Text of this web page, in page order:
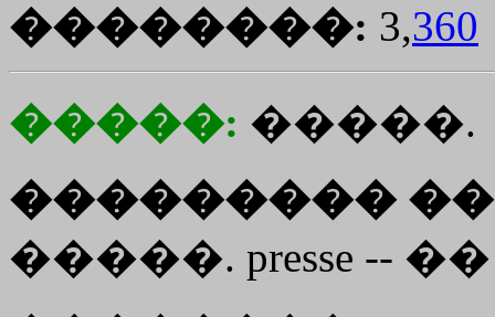
��������: 3,360
�����: �����.
���������
�����. presse --